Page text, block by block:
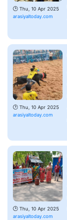
🕑 Thu, 10 Apr 2025
arasiyaltoday.com
🕑 Thu, 10 Apr 2025
arasiyaltoday.com
🕑 Thu, 10 Apr 2025
arasiyaltoday.com